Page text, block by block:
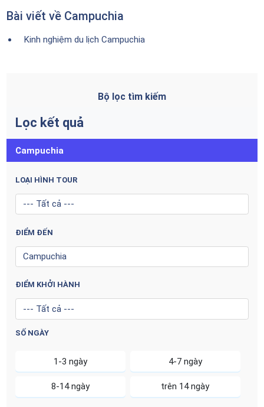
Bộ lọc tìm kiếm
Lọc kết quả
Campuchia
LOẠI HÌNH TOUR
ĐIỂM ĐẾN
ĐIỂM KHỞI HÀNH
SỐ NGÀY
1-3 ngày 4-7 ngày
8-14 ngày trên 14 ngày
Bài viết về Campuchia
Kinh nghiệm du lịch Campuchia